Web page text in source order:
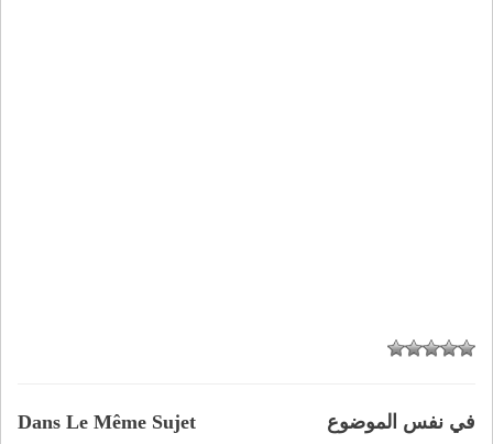
Dans Le Même Sujet في نفس الموضوع